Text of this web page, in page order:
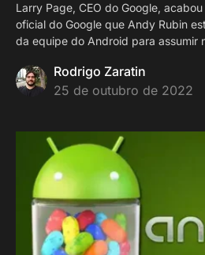
Larry Page, CEO do Google,
oficial do Google que Andy Rubin
da equipe do Android para assumir
Rodrigo Zaratin
25 de outubro de 2022